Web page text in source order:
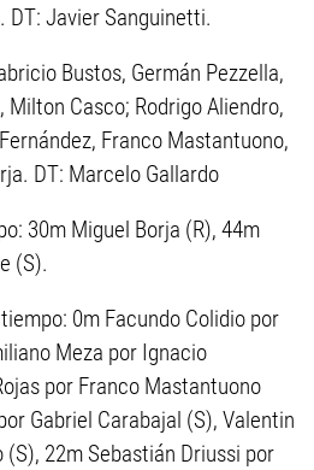
DT: Javier Sanguinetti.
Bustos, Germán Pezzella,
Milton Casco; Rodrigo Aliendro,
Franco Mastantuono,
DT: Marcelo Gallardo
30m Miguel Borja (R), 44m
(S).
0m Facundo Colidio por
Meza por Ignacio
por Franco Mastantuono
Gabriel Carabajal (S), Valentin
(S), 22m Sebastián Driussi por